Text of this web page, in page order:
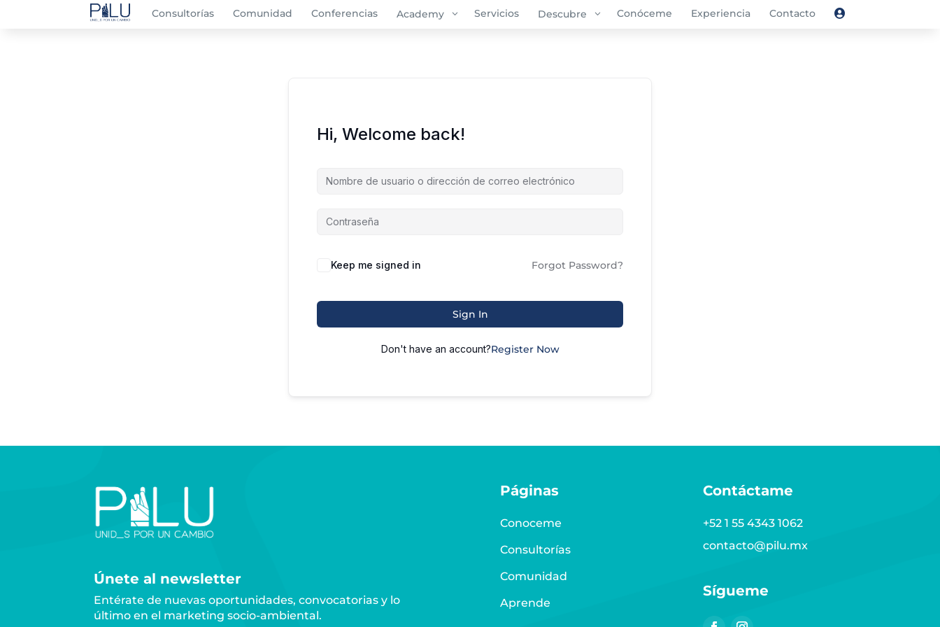
Consultorías Comunidad Conferencias Academy 3 Servicios Descubre 3 Conóceme Experiencia Contacto 
Hi, Welcome back!
Alternative:
Keep me signed in Forgot Password?
Sign In
Don't have an account?Register Now
Únete al newsletter
Entérate de nuevas oportunidades, convocatorias y lo
último en el marketing socio-ambiental.
Páginas
Conoceme
Consultorías
Comunidad
Aprende
Contáctame
+52 1 55 4343 1062
contacto@pilu.mx
Sígueme